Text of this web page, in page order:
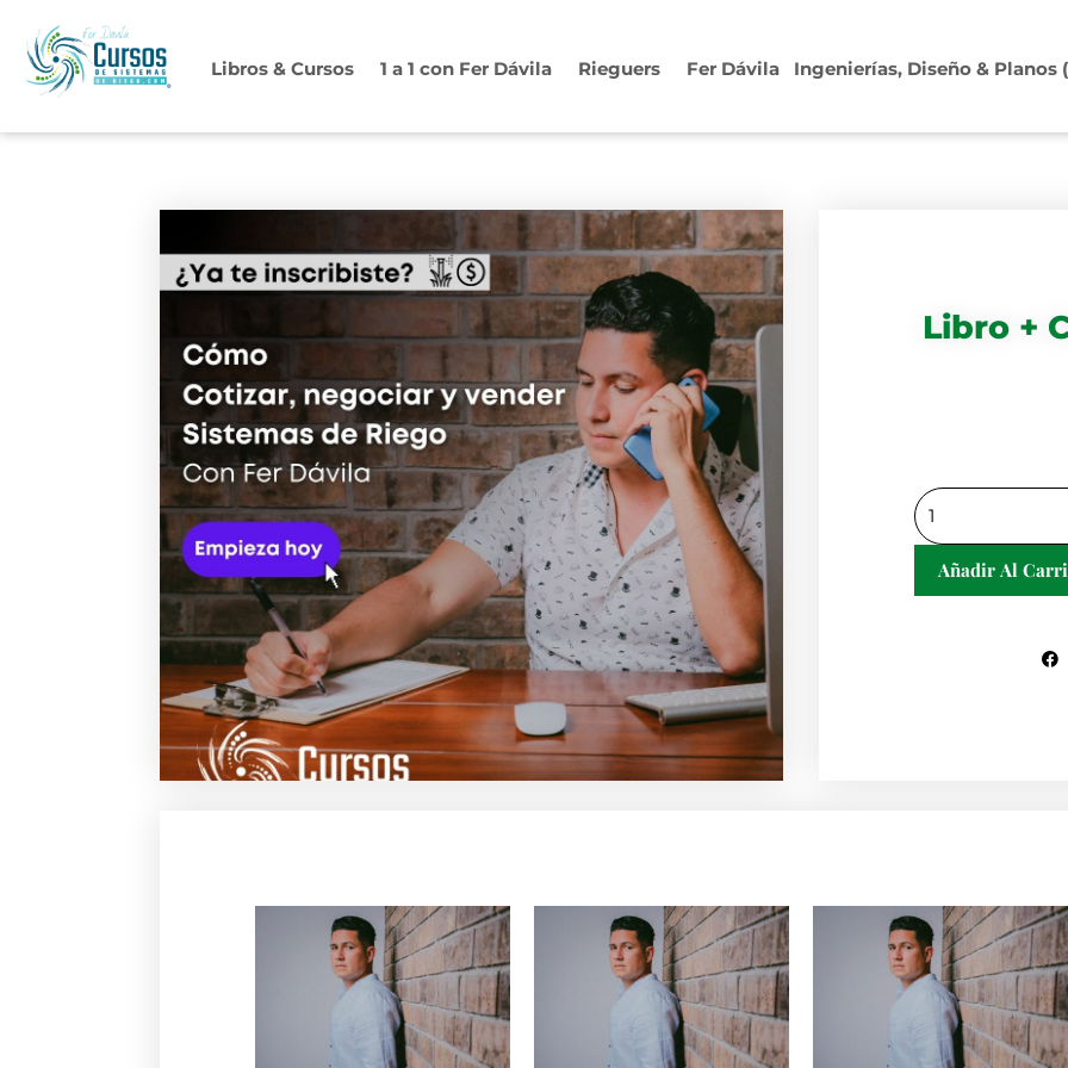
contenido
Libros & Cursos 1 a 1 con Fer Dávila Rieguers Fer Dávila Ingenierías, Diseño & Planos
Libro +
Libro
+
Cotización
Añadir Al